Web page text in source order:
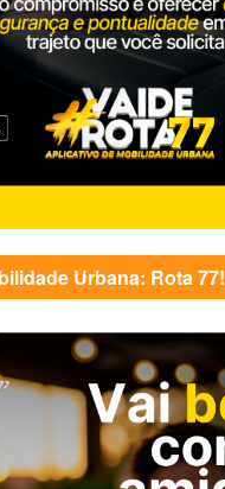
Urbana: Rota 77!